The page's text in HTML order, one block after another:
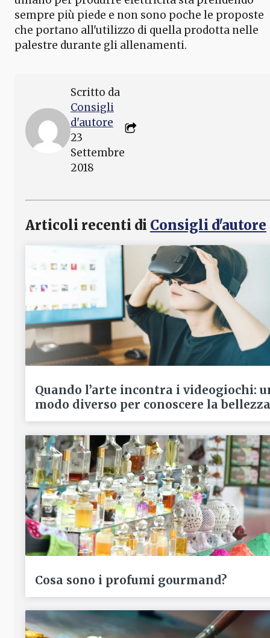
sempre più piede e non sono poche le proposte
che portano all'utilizzo di quella prodotta nelle
palestre durante gli allenamenti.
Scritto da
Consigli
d'autore
23
Settembre
2018
Articoli recenti di Consigli d'autore
Quando l’arte incontra i videogiochi:
modo diverso per conoscere la bellezza
Cosa sono i profumi gourmand?